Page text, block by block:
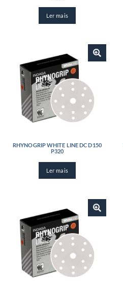
Ler mais
RHYNOGRIP WHITE LINE DC D150
P320
Ler mais